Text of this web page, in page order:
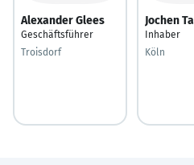
Alexander Glees
Geschäftsführer
Troisdorf
Jochen
Inhaber
Köln